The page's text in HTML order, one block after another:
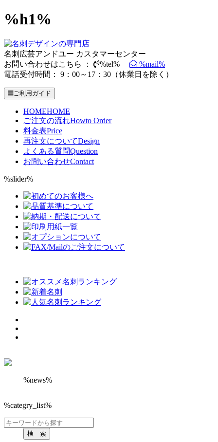
%h1%
名刺広芸アンドユー カスタマーセンター
お問い合わせはこちら ：
%tel%
%mail%
電話受付時間： 9：00～17：30（休業日を除く）
ご利用ガイド
HOMEHOME
ご注文の流れHowto Order
料金表Price
再注文についてDesign
よくある質問Question
お問い合わせContact
%slider%
%news%
%categry_list%
検 索